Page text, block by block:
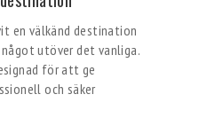
en välkänd destination
utöver det vanliga.
för att ge
och säker